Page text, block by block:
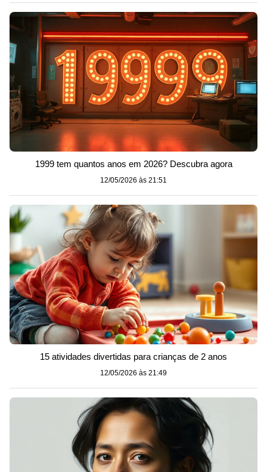
1999 tem quantos anos em 2026? Descubra agora
12/05/2026 às 21:51
15 atividades divertidas para crianças de 2 anos
12/05/2026 às 21:49